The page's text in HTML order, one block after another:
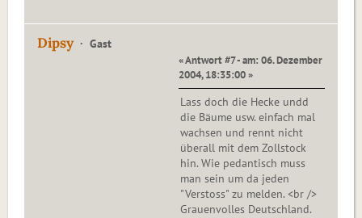
Dipsy Gast
« Antwort #7 - am: 06. Dezember
2004, 18:35:00 »
Lass doch die Hecke undd
die Bäume usw. einfach mal
wachsen und rennt nicht
überall mit dem Zollstock
hin. Wie pedantisch muss
man sein um da jeden
"Verstoss" zu melden. <br />
Grauenvolles Deutschland.